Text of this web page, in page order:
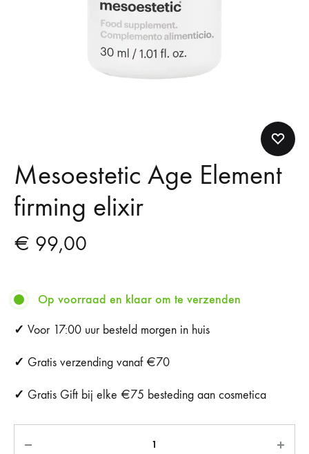
Mesoestetic Age Element
firming elixir
€ 99,00
Op voorraad en klaar om te verzenden
✓ Voor 17:00 uur besteld morgen in huis
✓ Gratis verzending vanaf €70
✓ Gratis Gift bij elke €75 besteding aan cosmetica